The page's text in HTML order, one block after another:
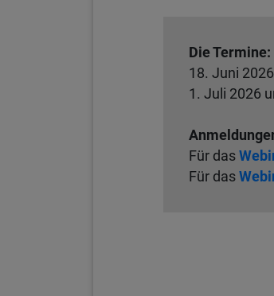
Die Termine:
18. Juni
1. Juli 2026
Für das
Für das